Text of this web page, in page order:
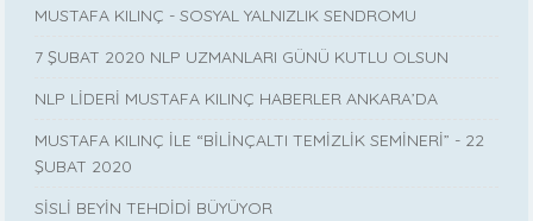
MUSTAFA KILINÇ - SOSYAL YALNIZLIK SENDROMU
7 ŞUBAT 2020 NLP UZMANLARI GÜNÜ KUTLU OLSUN
NLP LİDERİ MUSTAFA KILINÇ HABERLER ANKARA’DA
MUSTAFA KILINÇ İLE “BİLİNÇALTI TEMİZLİK SEMİNERİ” - 22
ŞUBAT 2020
SİSLİ BEYİN TEHDİDİ BÜYÜYOR